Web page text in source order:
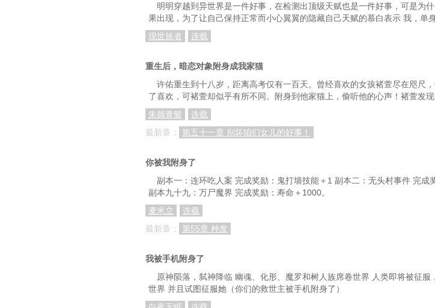
第91章：东海温病学派 第92章：温热病
第94章：猪胆汁治蛇眼疔
第103章：人没了，钱还大把 第104章：古人断生
第109章：爆发
第115章：东海伤寒学派 第116章：脏躁
第118章：喜脉还来相亲？
第121章：特殊患者
第127章：药到病除 第128章：中医真的那么
第130章：痛经
明明穿越到异世界是一件好事，在检测出顶级天赋也是一件好事，可是为
果出现，为了让自己保持正常而小心翼翼的隐藏自己天赋的慕白表示 我，单
现世旅者
连载
重生后，暗恋对象附身成我家猫
许佑重生到十八岁，距离高考仅有一百天。曾经喜欢的女孩褚萱尽在咫尺
了喜欢，可褚萱却似乎有所不同。附身到他家猫上，偷听他的心声！褚萱发
朱颜青鬓
连载
最新章：
第五十一章 别坏咱们女儿的好事！
你被我附身了
副本一：连环吃人案 完成奖励：鬼打墙技能＋1 副本二：无头村事件 完
副本九十九：万尸魔界 完成奖励：寿命＋1000。
麦米立
连载
最新章：
第55章 种发
我被手机附身了
原神陨落，弑神降临 幽魂、化形、魔罗和树人族席卷世界 人类即将被征
世界 并且试图征服她（你们的救世主被手机附身了）